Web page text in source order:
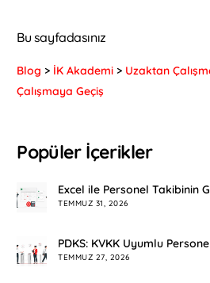
Bu sayfadasınız
Blog > İK Akademi > Uzaktan
Çalışmaya Geçiş
Popüler İçerikler
Excel ile Personel Takibinin
TEMMUZ 31, 2026
PDKS: KVKK Uyumlu
TEMMUZ 27, 2026